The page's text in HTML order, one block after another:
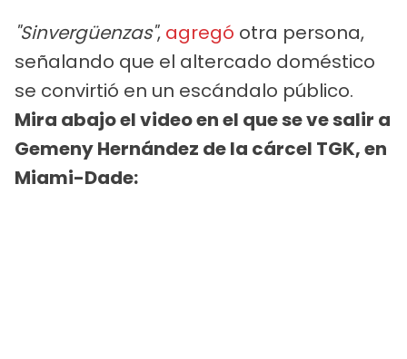
"Sinvergüenzas", agregó otra persona,
señalando que el altercado doméstico
se convirtió en un escándalo público.
Mira abajo el video en el que se ve salir a
Gemeny Hernández de la cárcel TGK, en
Miami-Dade: